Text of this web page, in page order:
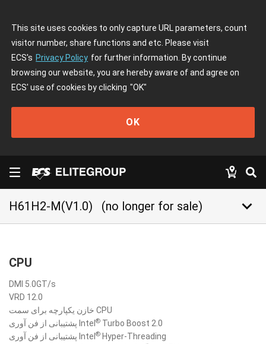
This site uses cookies to only capture URL parameters, count
visitor number, share functions and etc. Please visit
ECS's Privacy Policy for further information. By continue
browsing our website, you are hereby aware of and agree on
ECS' use of cookies by clicking "OK"
OK
H61H2-M(V1.0) (no longer for sale) keyboard_arrow_down
CPU
DMI 5.0GT/s
VRD 12.0
خازن یکپارچه برای سمت CPU
پشتیبانی از فن آوری Intel ® Turbo Boost 2.0
پشتیبانی از فن آوری Intel ® Hyper-Threading